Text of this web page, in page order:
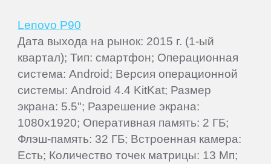
Lenovo P90
Дата выхода на рынок: 2015 г. (1-ый
квартал); Тип: смартфон; Операционная
система: Android; Версия операционной
системы: Android 4.4 KitKat; Размер
экрана: 5.5"; Разрешение экрана:
1080x1920; Оперативная память: 2 ГБ;
Флэш-память: 32 ГБ; Встроенная камера:
Есть; Количество точек матрицы: 13 Мп;